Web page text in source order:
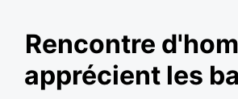
Rencontre
apprécient les